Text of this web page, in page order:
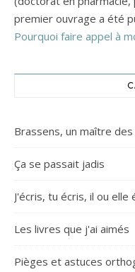
premier ouvrage a été
Pourquoi faire appel à
Brassens, un maître
Ça se passait jadis
J'écris, tu écris, il ou elle
Les livres que j'ai aimés
Pièges et astuces